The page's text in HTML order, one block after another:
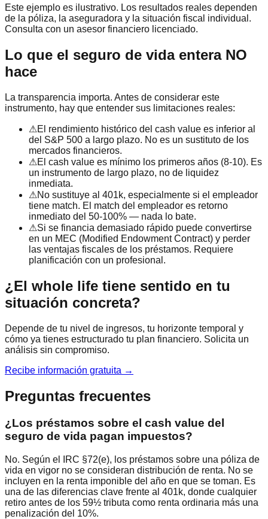
Este ejemplo es ilustrativo. Los resultados reales dependen
de la póliza, la aseguradora y la situación fiscal individual.
Consulta con un asesor financiero licenciado.
Lo que el seguro de vida entera NO
hace
La transparencia importa. Antes de considerar este
instrumento, hay que entender sus limitaciones reales:
⚠El rendimiento histórico del cash value es inferior al
del S&P 500 a largo plazo. No es un sustituto de los
mercados financieros.
⚠El cash value es mínimo los primeros años (8-10). Es
un instrumento de largo plazo, no de liquidez
inmediata.
⚠No sustituye al 401k, especialmente si el empleador
tiene match. El match del empleador es retorno
inmediato del 50-100% — nada lo bate.
⚠Si se financia demasiado rápido puede convertirse
en un MEC (Modified Endowment Contract) y perder
las ventajas fiscales de los préstamos. Requiere
planificación con un profesional.
¿El whole life tiene sentido en tu
situación concreta?
Depende de tu nivel de ingresos, tu horizonte temporal y
cómo ya tienes estructurado tu plan financiero. Solicita un
análisis sin compromiso.
Recibe información gratuita →
Preguntas frecuentes
¿Los préstamos sobre el cash value del
seguro de vida pagan impuestos?
No. Según el IRC §72(e), los préstamos sobre una póliza de
vida en vigor no se consideran distribución de renta. No se
incluyen en la renta imponible del año en que se toman. Es
una de las diferencias clave frente al 401k, donde cualquier
retiro antes de los 59½ tributa como renta ordinaria más una
penalización del 10%.